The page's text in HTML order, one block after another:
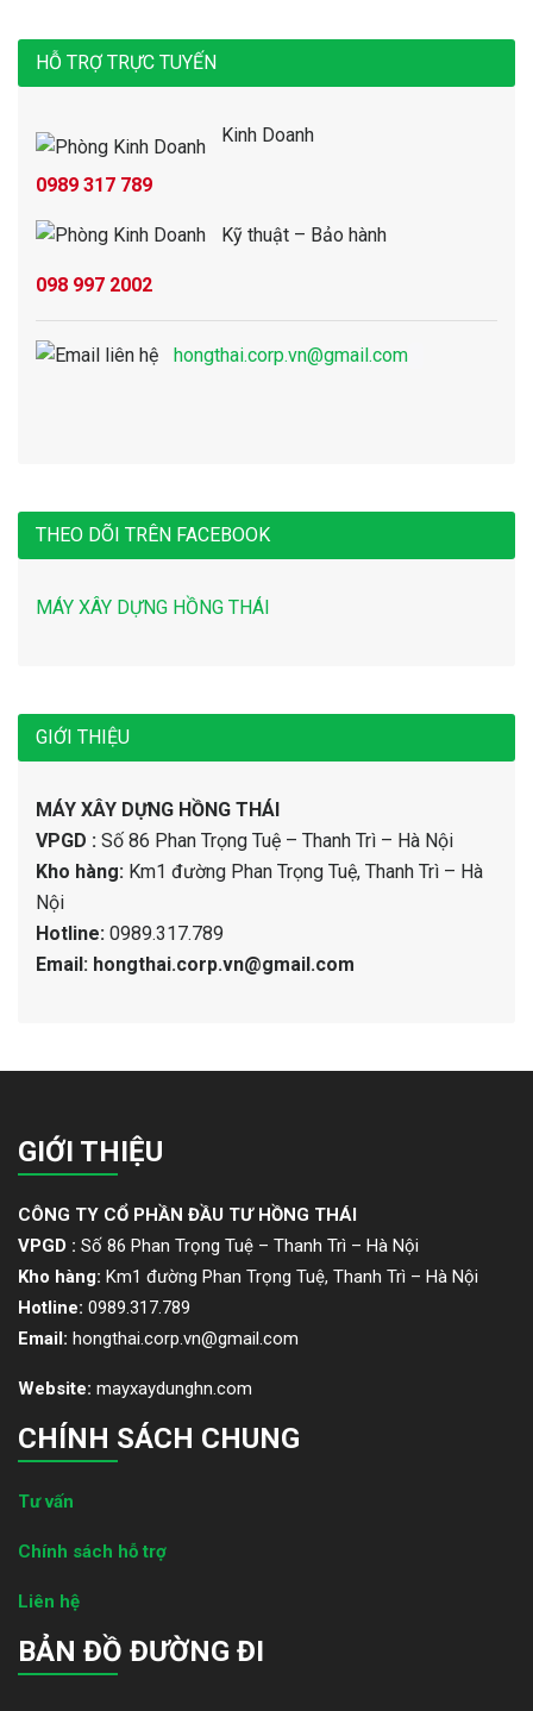
HỖ TRỢ TRỰC TUYẾN
Kinh Doanh
0989 317 789
Kỹ thuật – Bảo hành
098 997 2002
hongthai.corp.vn@gmail.com
THEO DÕI TRÊN FACEBOOK
MÁY XÂY DỰNG HỒNG THÁI
GIỚI THIỆU
MÁY XÂY DỰNG HỒNG THÁI
VPGD : Số 86 Phan Trọng Tuệ – Thanh Trì – Hà Nội
Kho hàng: Km1 đường Phan Trọng Tuệ, Thanh Trì – Hà
Nội
Hotline: 0989.317.789
Email: hongthai.corp.vn@gmail.com
GIỚI THIỆU
CÔNG TY CỔ PHẦN ĐẦU TƯ HỒNG THÁI
VPGD : Số 86 Phan Trọng Tuệ – Thanh Trì – Hà Nội
Kho hàng: Km1 đường Phan Trọng Tuệ, Thanh Trì – Hà Nội
Hotline: 0989.317.789
Email: hongthai.corp.vn@gmail.com
Website: mayxaydunghn.com
CHÍNH SÁCH CHUNG
Tư vấn
Chính sách hỗ trợ
Liên hệ
BẢN ĐỒ ĐƯỜNG ĐI